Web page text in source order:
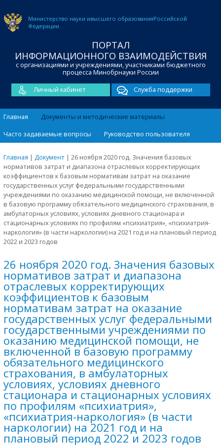
Министерство науки ивысшего образованияРоссийской
Федерации
ПОРТАЛ
ИНФОРМАЦИОННОГО ВЗАИМОДЕЙСТВИЯ
с организациями и учреждениями, участниками бюджетного
процесса Минобрнауки России
Личный кабинет
Служба поддержки
Главная
Документы и методические материалы
Часто задаваемые вопросы
Руководство пользователя
Главная | Документ | 26 ноября 2020 год. Значения базовых
нормативов затрат и диапазона отраслевых корректирующих
коэффициентов к базовым нормативам затрат на оказание
государственных услуг федеральными государственными
учреждениями по оказанию медицинской помощи, не включенной
в базовую программу обязательного медицинского страхования, в
амбулаторных условиях, условиях дневного стационара и
стационарных условиях по профилям «психиатрия», «психиатрия-
наркология» (в части наркологии) на 2021 год и на плановый период
2022 и 2023 годов
26 ноября 2020 год. Значения базовых
нормативов затрат и диапазона
отраслевых корректирующих
коэффициентов к базовым
нормативам затрат на оказание
государственных услуг федеральными
государственными учреждениями по
оказанию медицинской помощи, не
включенной в базовую программу
обязательного медицинского
страхования, в амбулаторных
условиях, условиях дневного
стационара и стационарных условиях
по профилям «психиатрия»,
«психиатрия-наркология» (в части
наркологии) на 2021 год и на
плановый период 2022 и 2023 годов